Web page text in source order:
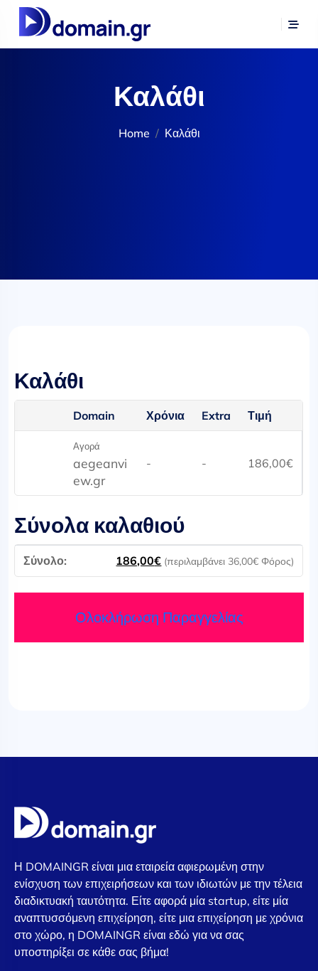
Καλάθι
Home Καλάθι
Καλάθι
Domain Χρόνια Extra Τιμή
Αγορά
aegeanvi
ew.gr
- - 186,00€
Σύνολα καλαθιού
186,00€ (περιλαμβάνει 36,00€ Φόρος)
Ολοκλήρωση Παραγγελίας
Η DOMAINGR είναι μια εταιρεία αφιερωμένη στην
ενίσχυση των επιχειρήσεων και των ιδιωτών με την τέλεια
διαδικτυακή ταυτότητα. Είτε αφορά μία startup, είτε μία
αναπτυσσόμενη επιχείρηση, είτε μια επιχείρηση με χρόνια
στο χώρο, η DOMAINGR είναι εδώ για να σας
υποστηρίξει σε κάθε σας βήμα!